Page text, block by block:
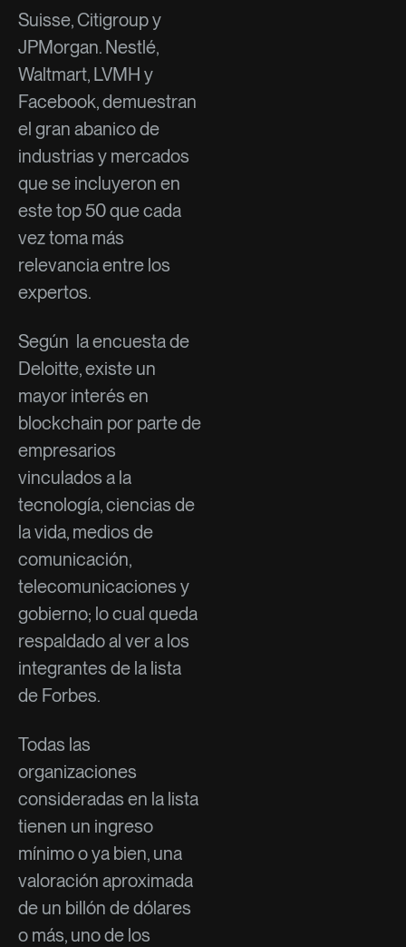
Suisse, Citigroup y
JPMorgan. Nestlé,
Waltmart, LVMH y
Facebook, demuestran
el gran abanico de
industrias y mercados
que se incluyeron en
este top 50 que cada
vez toma más
relevancia entre los
expertos.
Según la encuesta de
Deloitte, existe un
mayor interés en
blockchain por parte de
empresarios
vinculados a la
tecnología, ciencias de
la vida, medios de
comunicación,
telecomunicaciones y
gobierno; lo cual queda
respaldado al ver a los
integrantes de la lista
de Forbes.
Todas las
organizaciones
consideradas en la lista
tienen un ingreso
mínimo o ya bien, una
valoración aproximada
de un billón de dólares
o más, uno de los